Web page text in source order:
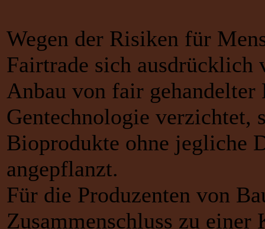
Wegen der Risiken für
Fairtrade sich ausdrücklich
Anbau von fair
Gentechnologie verzichtet,
Bioprodukte ohne jegliche
angepflanzt.
Für die Produzenten von
Zusammenschluss zu